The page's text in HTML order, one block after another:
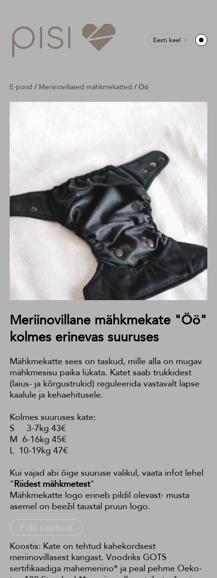
Eesti keel
E-pood / Meriinovillased mähkmekatted / Öö
Meriinovillane mähkmekate "Öö"
kolmes erinevas suuruses
Mähkmekatte sees on taskud, mille alla on mugav
mähkmesisu paika lükata. Katet saab trukkidest
(laius- ja kõrgustrukid) reguleerida vastavalt lapse
kaalule ja kehaehitusele.
Kolmes suuruses kate:
S 3-7kg 43€
M 6-16kg 45€
L 10-19kg 47€
Kui vajad abi õige suuruse valikul, vaata infot lehel
"Riidest mähkmetest"
Mähkmekatte logo erineb pildil olevast- musta
asemel on beežil taustal pruun logo.
Pole saadaval
Koostis: Kate on tehtud kahekordsest
meriinovillasest kangast. Voodriks GOTS
sertifikaadiga mahemeriino* ja peal pehme Oeko-